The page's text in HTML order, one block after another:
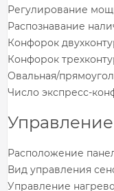
Регулирование
Распознавание
Конфорок
Конфорок
Овальная/
Число экспресс-
Расположение
Вид управления
Управление